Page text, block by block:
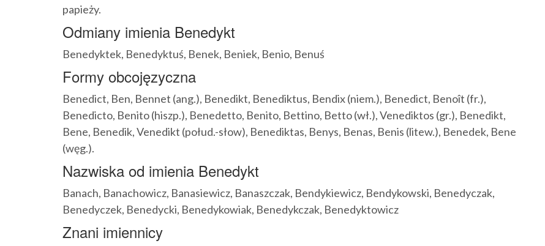
papieży.
Odmiany imienia Benedykt
Benedyktek, Benedyktuś, Benek, Beniek, Benio, Benuś
Formy obcojęzyczna
Benedict, Ben, Bennet (ang.), Benedikt, Benediktus, Bendix (niem.), Benedict, Benoît (fr.),
Benedicto, Benito (hiszp.), Benedetto, Benito, Bettino, Betto (wł.), Venediktos (gr.), Benedikt,
Bene, Benedik, Venedikt (połud.-słow), Benediktas, Benys, Benas, Benis (litew.), Benedek, Bene
(węg.).
Nazwiska od imienia Benedykt
Banach, Banachowicz, Banasiewicz, Banaszczak, Bendykiewicz, Bendykowski, Benedyczak,
Benedyczek, Benedycki, Benedykowiak, Benedykczak, Benedyktowicz
Znani imiennicy